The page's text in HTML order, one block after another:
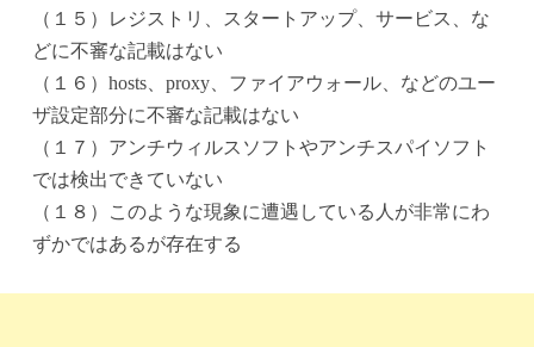
（１５）レジストリ、スタートアップ、サービス、な
どに不審な記載はない
（１６）hosts、proxy、ファイアウォール、などのユー
ザ設定部分に不審な記載はない
（１７）アンチウィルスソフトやアンチスパイソフト
では検出できていない
（１８）このような現象に遭遇している人が非常にわ
ずかではあるが存在する